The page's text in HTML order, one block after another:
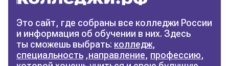
Фильтры
Сбросить фильтры
Это сайт, где собраны все колледжи России
и информация об обучении в них. Здесь
ты сможешь выбрать: колледж,
специальность ,направление, профессию,